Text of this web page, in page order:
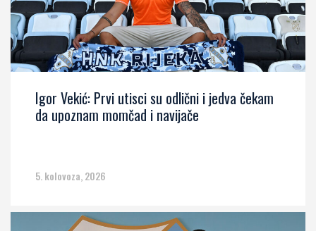
Igor Vekić: Prvi utisci su odlični i jedva čekam
da upoznam momčad i navijače
5. kolovoza, 2026